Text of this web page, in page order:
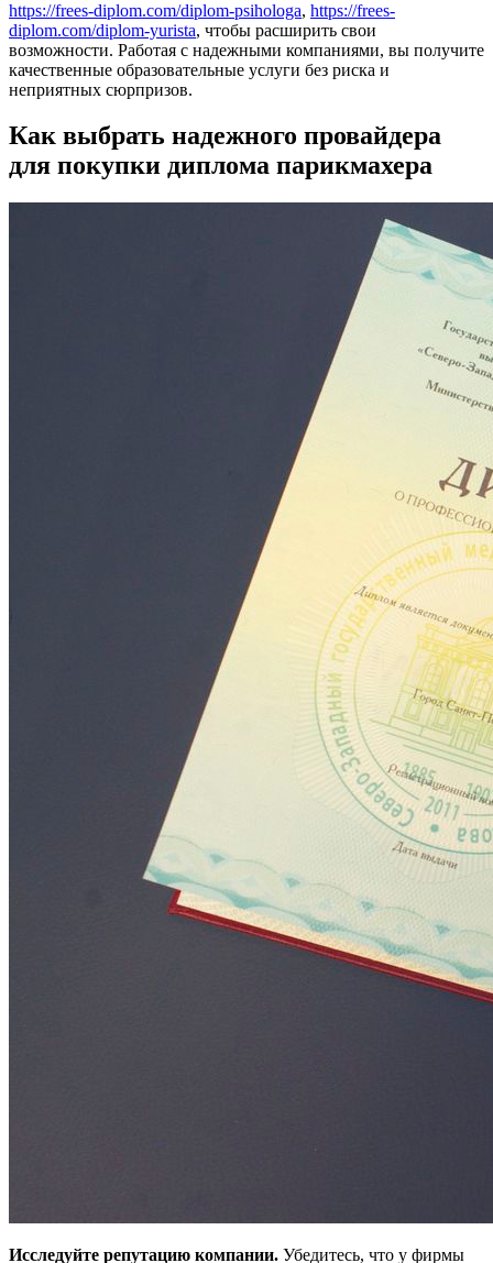
https://frees-diplom.com/diplom-psihologa, https://frees-
diplom.com/diplom-yurista, чтобы расширить свои
возможности. Работая с надежными компаниями, вы получите
качественные образовательные услуги без риска и
неприятных сюрпризов.
Как выбрать надежного провайдера
для покупки диплома парикмахера
Исследуйте репутацию компании. Убедитесь, что у фирмы